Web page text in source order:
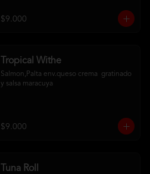
$9.000
Tropical Withe
Salmon,Palta env.queso crema  gratinado
y salsa maracuya
$9.000
Tuna Roll